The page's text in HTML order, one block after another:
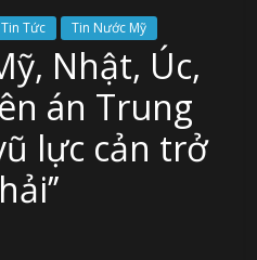
Tin Tức Tin Nước Mỹ
Nhật, Úc,
án Trung
lực cản trở